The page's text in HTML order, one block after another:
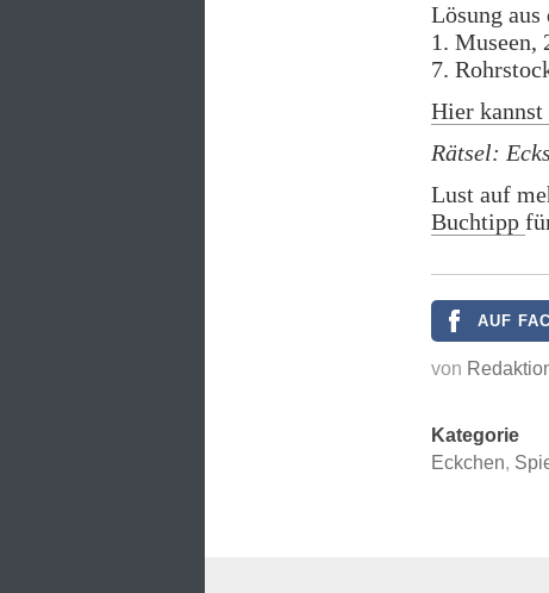
Lösung aus
1. Museen,
7.
Hier kannst
Rätsel:
Lust auf
Buchtipp
AUF
von
Kategorie
Eckchen,